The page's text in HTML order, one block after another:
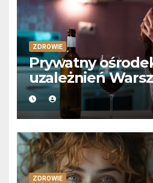
ZDROWIE
Prywatny
uzależnień
ZDROWIE